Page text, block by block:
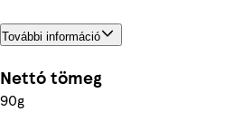
További információ
Nettó tömeg
90g